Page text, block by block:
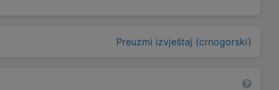
Preuzmi izvještaj (crnogorski)